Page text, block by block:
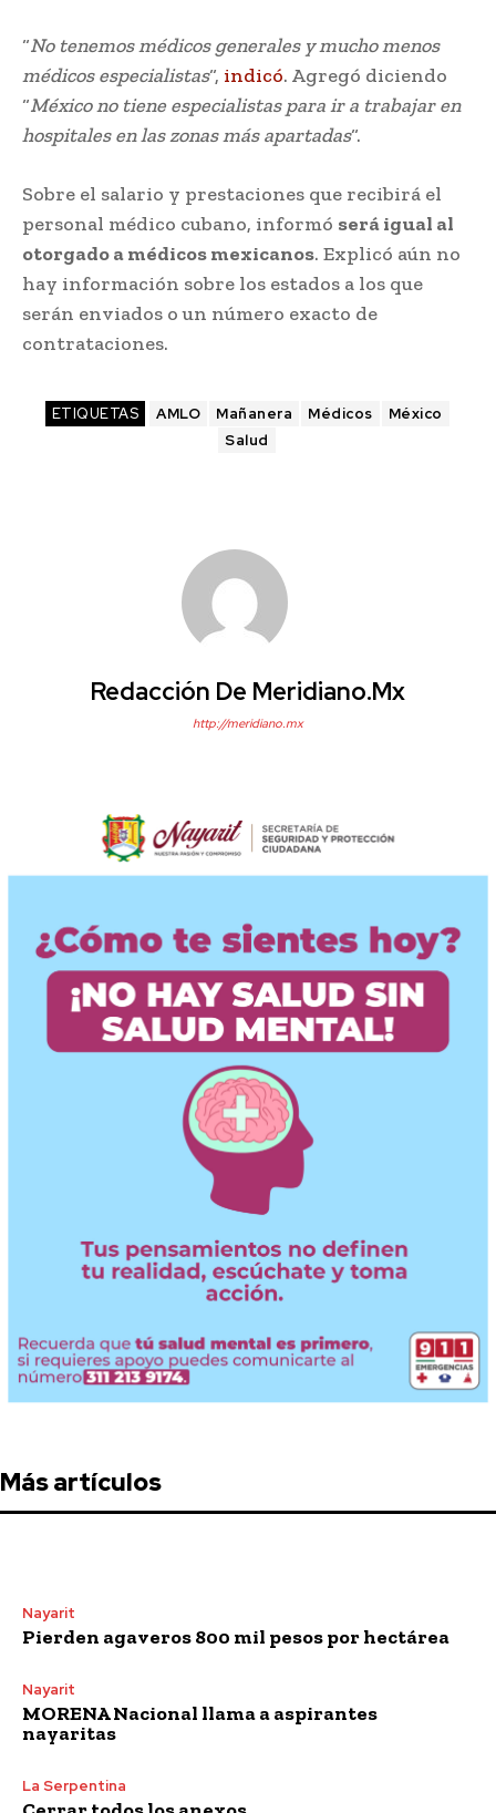
“No tenemos médicos generales y mucho menos
médicos especialistas“, indicó. Agregó diciendo
“México no tiene especialistas para ir a trabajar en
hospitales en las zonas más apartadas“.
Sobre el salario y prestaciones que recibirá el
personal médico cubano, informó será igual al
otorgado a médicos mexicanos. Explicó aún no
hay información sobre los estados a los que
serán enviados o un número exacto de
contrataciones.
ETIQUETAS AMLO Mañanera Médicos
México
Salud
Redacción De Meridiano.mx
http://meridiano.mx
Más artículos
Nayarit
Pierden agaveros 800 mil pesos por hectárea
Nayarit
MORENA Nacional llama a aspirantes
nayaritas
La Serpentina